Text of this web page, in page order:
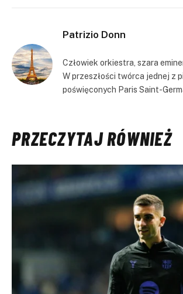
Patrizio Donn
Człowiek orkiestra, szara
W przeszłości twórca jednej z
poświęconych Paris Saint-
PRZECZYTAJ RÓWNIEŻ